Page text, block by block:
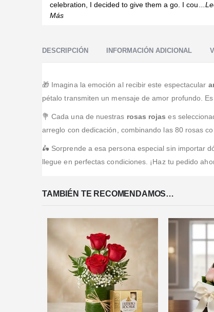
celebration, I decided to give them a go. I cou
Más
DESCRIPCIÓN INFORMACIÓN ADICIONAL
🎁 Imagina la emoción al recibir este espectacular
pétalo transmiten un mensaje de amor profundo.
💐 Cada una de nuestras rosas rojas es
arreglo con dedicación, combinando las 80 rosas
🛵 Sorprende a esa persona especial sin importar
llegue en perfectas condiciones. ¡Haz tu pedido
TAMBIÉN TE RECOMENDAMOS…